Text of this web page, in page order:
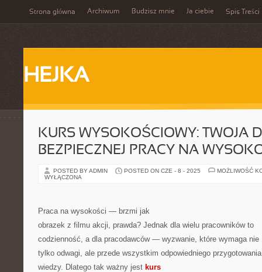
Strona główna Archiwum Budzisz mnie Ja ciebie Spis Treści
HEJKA
KURS WYSOKOŚCIOWY: TWOJA
BEZPIECZNEJ PRACY NA
POSTED BY ADMIN POSTED ON CZE - 8 - 2025
MOŻLIWOŚĆ
WYŁĄCZONA
Praca na wysokości — brzmi jak
obrazek z filmu akcji, prawda? Jednak dla wielu pracowników to
codzienność, a dla pracodawców — wyzwanie, które wymaga nie
tylko odwagi, ale przede wszystkim odpowiedniego
wiedzy. Dlatego tak ważny jest kurs